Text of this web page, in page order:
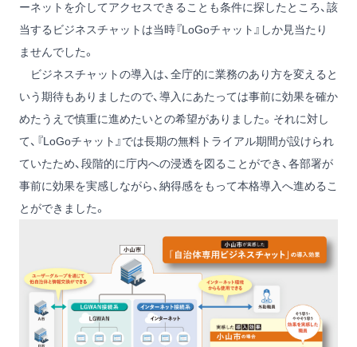
ーネットを介してアクセスできることも条件に探したところ、該
当するビジネスチャットは当時『LoGoチャット』しか見当たり
ませんでした。
ビジネスチャットの導入は、全庁的に業務のあり方を変えると
いう期待もありましたので、導入にあたっては事前に効果を確か
めたうえで慎重に進めたいとの希望がありました。それに対し
て、『LoGoチャット』では長期の無料トライアル期間が設けられ
ていたため、段階的に庁内への浸透を図ることができ、各部署が
事前に効果を実感しながら、納得感をもって本格導入へ進めるこ
とができました。